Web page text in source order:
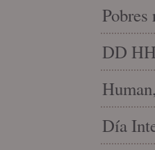
DD
Día